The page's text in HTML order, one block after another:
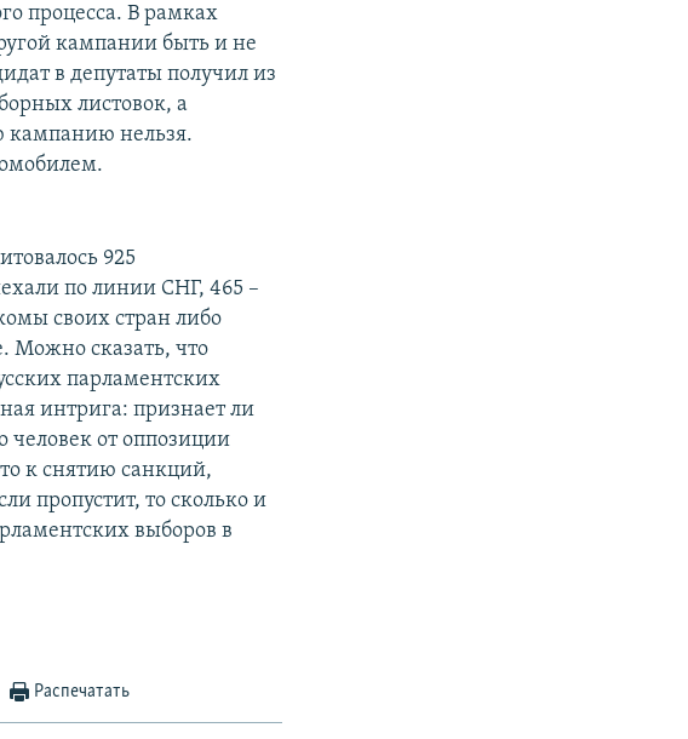
процесса. В рамках
кампании быть и не
в депутаты получил из
листовок, а
кампанию нельзя.
925
по линии СНГ, 465 –
своих стран либо
Можно сказать, что
парламентских
интрига: признает ли
человек от оппозиции
к снятию санкций,
пропустит, то сколько и
выборов в
Распечатать